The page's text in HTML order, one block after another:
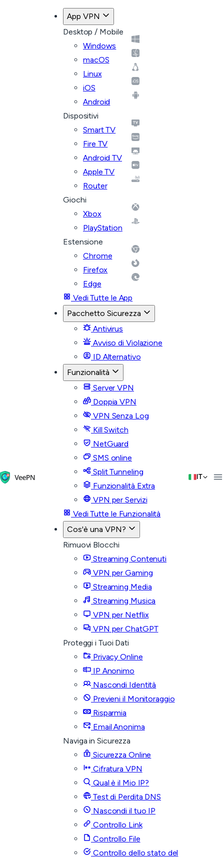
App VPN
Desktop / Mobile
Windows
macOS
Linux
iOS
Android
Dispositivi
Smart TV
Fire TV
Android TV
Apple TV
Router
Giochi
Xbox
PlayStation
Estensione
Chrome
Firefox
Edge
Vedi Tutte le App
Pacchetto Sicurezza
Antivirus
Avviso di Violazione
ID Alternativo
Funzionalità
Server VPN
Doppia VPN
VPN Senza Log
Kill Switch
NetGuard
SMS online
Split Tunneling
Funzionalità Extra
VPN per Servizi
Vedi Tutte le Funzionalità
Cos'è una VPN?
Rimuovi Blocchi
Streaming Contenuti
VPN per Gaming
Streaming Media
Streaming Musica
VPN per Netflix
VPN per ChatGPT
Proteggi i Tuoi Dati
Privacy Online
IP Anonimo
Nascondi Identità
Previeni il Monitoraggio
Risparmia
Email Anonima
Naviga in Sicurezza
Sicurezza Online
Cifratura VPN
Qual è il Mio IP?
Test di Perdita DNS
Nascondi il tuo IP
Controllo Link
Controllo File
Controllo dello stato del
IT